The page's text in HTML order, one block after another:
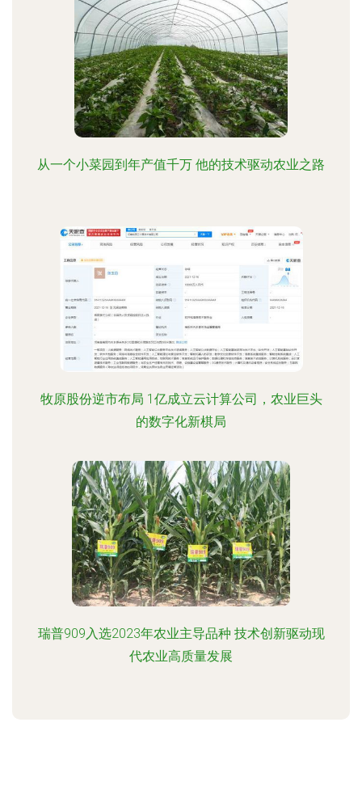
从一个小菜园到年产值千万 他的技术驱动农业之路
牧原股份逆市布局 1亿成立云计算公司，农业巨头
的数字化新棋局
瑞普909入选2023年农业主导品种 技术创新驱动现
代农业高质量发展